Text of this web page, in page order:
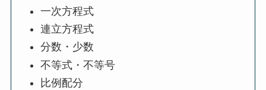
一次方程式
連立方程式
分数・少数
不等式・不等号
比例配分